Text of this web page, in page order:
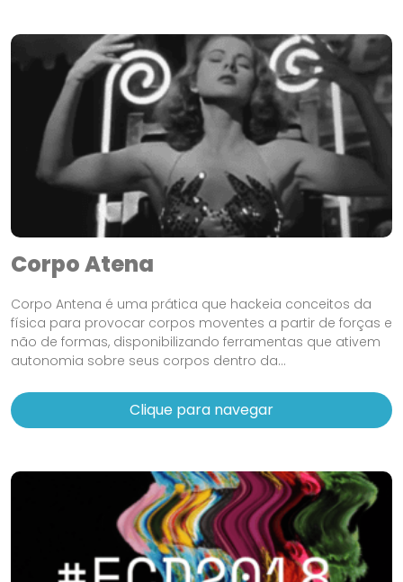
Corpo Atena
Corpo Antena é uma prática que hackeia conceitos da
física para provocar corpos moventes a partir de forças e
não de formas, disponibilizando ferramentas que ativem
autonomia sobre seus corpos dentro da...
Clique para navegar